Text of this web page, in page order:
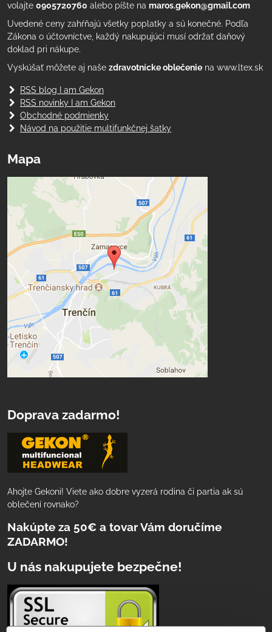
volajte 0905720760 alebo píšte na maros.gekon@gmail.com
Uvedené ceny zahŕňajú všetky poplatky a sú konečné. Podľa
Zákona o účtovníctve, každý nakupujúci musí održať daňový
doklad pri nákupe.
Vyskúšať môžete aj naše zdravotnícke oblečenie na www.ltex.sk
RSS blog I am Gekon
RSS novinky I am Gekon
Obchodné podmienky
Návod na použitie multifunkčnej šatky
Mapa
Doprava zadarmo!
Ahojte Gekoni! Viete ako dobre vyzerá rodina či partia ak sú
oblečení rovnako?
Nakúpte za 50€ a tovar Vám doručíme
ZADARMO!
U nás nakupujete bezpečne!